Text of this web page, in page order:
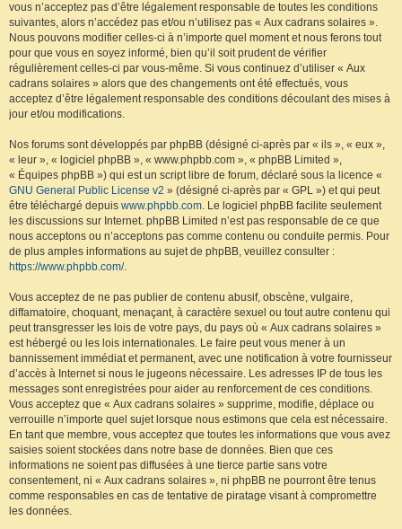
vous n’acceptez pas d’être légalement responsable de toutes les conditions
suivantes, alors n’accédez pas et/ou n’utilisez pas « Aux cadrans solaires ».
Nous pouvons modifier celles-ci à n’importe quel moment et nous ferons tout
pour que vous en soyez informé, bien qu’il soit prudent de vérifier
régulièrement celles-ci par vous-même. Si vous continuez d’utiliser « Aux
cadrans solaires » alors que des changements ont été effectués, vous
acceptez d’être légalement responsable des conditions découlant des mises à
jour et/ou modifications.
Nos forums sont développés par phpBB (désigné ci-après par « ils », « eux »,
« leur », « logiciel phpBB », « www.phpbb.com », « phpBB Limited »,
« Équipes phpBB ») qui est un script libre de forum, déclaré sous la licence «
GNU General Public License v2 » (désigné ci-après par « GPL ») et qui peut
être téléchargé depuis www.phpbb.com. Le logiciel phpBB facilite seulement
les discussions sur Internet. phpBB Limited n’est pas responsable de ce que
nous acceptons ou n’acceptons pas comme contenu ou conduite permis. Pour
de plus amples informations au sujet de phpBB, veuillez consulter :
https://www.phpbb.com/.
Vous acceptez de ne pas publier de contenu abusif, obscène, vulgaire,
diffamatoire, choquant, menaçant, à caractère sexuel ou tout autre contenu qui
peut transgresser les lois de votre pays, du pays où « Aux cadrans solaires »
est hébergé ou les lois internationales. Le faire peut vous mener à un
bannissement immédiat et permanent, avec une notification à votre fournisseur
d’accès à Internet si nous le jugeons nécessaire. Les adresses IP de tous les
messages sont enregistrées pour aider au renforcement de ces conditions.
Vous acceptez que « Aux cadrans solaires » supprime, modifie, déplace ou
verrouille n’importe quel sujet lorsque nous estimons que cela est nécessaire.
En tant que membre, vous acceptez que toutes les informations que vous avez
saisies soient stockées dans notre base de données. Bien que ces
informations ne soient pas diffusées à une tierce partie sans votre
consentement, ni « Aux cadrans solaires », ni phpBB ne pourront être tenus
comme responsables en cas de tentative de piratage visant à compromettre
les données.